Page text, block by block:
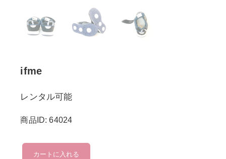
ifme
レンタル可能
商品ID: 64024
ifmeカートに入れる